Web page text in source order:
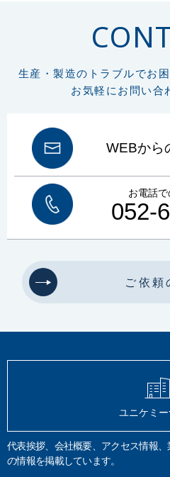
生産・製造のトラブルでお
お気軽にお問い合
WEBから
お電話
052-
ご依頼
ユニケミ
代表挨拶、会社概要、アクセス情報
の情報を掲載しています。